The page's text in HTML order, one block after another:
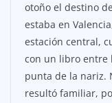
otoño el destino
estaba en
estación central,
con un libro entre
punta de la nariz.
resultó familiar,